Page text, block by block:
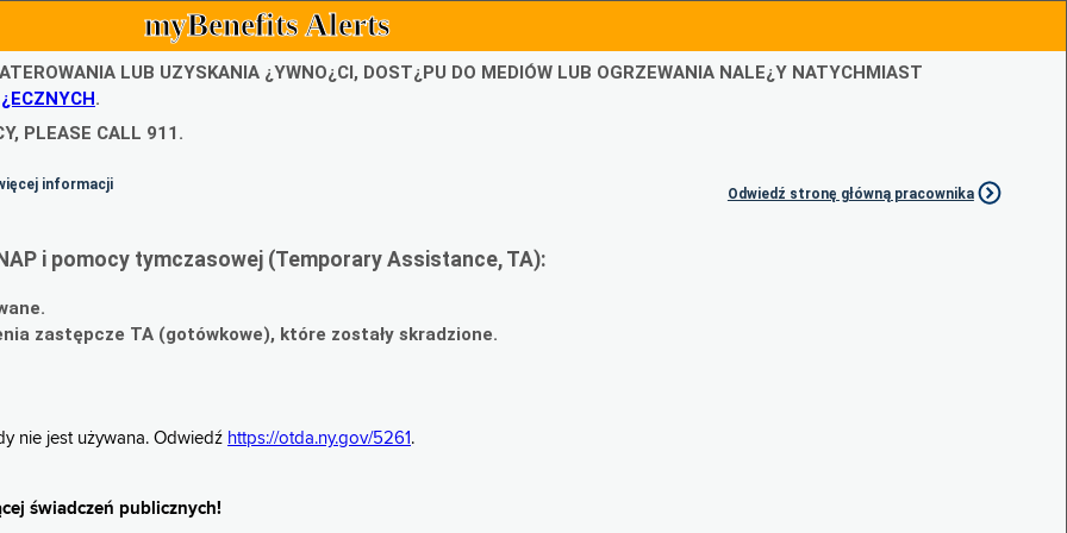
myBenefits Alerts
LUB UZYSKANIA ¿YWNO¿CI, DOST¿PU DO MEDIÓW LUB OGRZEWANIA NALE¿Y NATYCHMIAST
.
PLEASE CALL 911.
informacji
Odwiedź stronę główną pracownika
i pomocy tymczasowej (Temporary Assistance, TA):
zastępcze TA (gotówkowe), które zostały skradzione.
nie jest używana. Odwiedź https://otda.ny.gov/5261 .
świadczeń publicznych!